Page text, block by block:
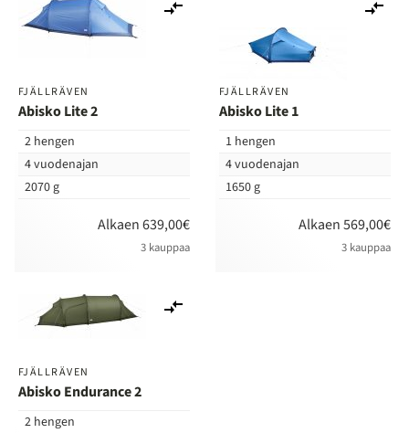
FJÄLLRÄVEN
Abisko Lite 2
2 hengen
4 vuodenajan
2070 g
Alkaen 639,00€
3 kauppaa
FJÄLLRÄVEN
Abisko Lite 1
1 hengen
4 vuodenajan
1650 g
Alkaen 569,00€
3 kauppaa
FJÄLLRÄVEN
Abisko Endurance 2
2 hengen